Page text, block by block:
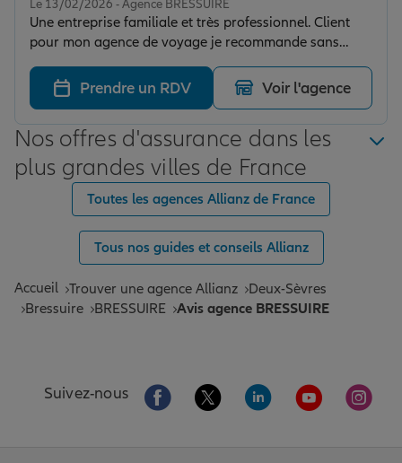
Le 13/02/2026 - Agence BRESSUIRE
Une entreprise familiale et très professionnel. Client
pour mon agence de voyage je recommande sans
hésiter
Prendre un RDV Voir l'agence
Nos offres d'assurance dans les
plus grandes villes de France
Toutes les agences Allianz de France
Tous nos guides et conseils Allianz
Accueil Trouver une agence Allianz
Deux-Sèvres
Bressuire
BRESSUIRE Avis agence BRESSUIRE
Suivez-nous Aller sur la page Facebook de Allianz
Aller sur la page Twitter de
Aller sur la page
Aller sur la
Aller